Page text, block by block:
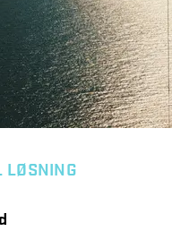
LØSNING